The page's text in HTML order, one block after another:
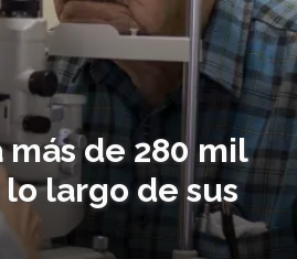
de 280 mil
largo de sus